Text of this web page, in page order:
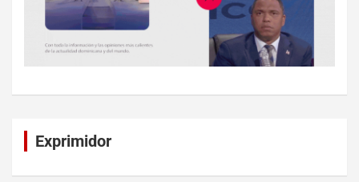
Exprimidor